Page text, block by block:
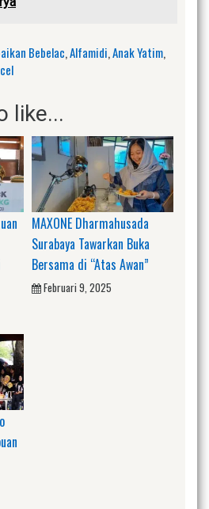
Bebelac,Alfamidi,Anak Yatim,
like...
MAXONE Dharmahusada
Surabaya Tawarkan Buka
Bersama di “Atas Awan”
Februari 9, 2025